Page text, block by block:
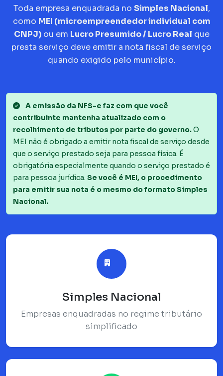
Toda empresa enquadrada no Simples Nacional,
como MEI (microempreendedor individual com
CNPJ)ou em Lucro Presumido / Lucro Real que
presta serviço deve emitir a nota fiscal de serviço
quando exigido pelo município.
A emissão da NFS-e faz com que você
contribuinte mantenha atualizado com o
recolhimento de tributos por parte do governo.O
MEI não é obrigado a emitir nota fiscal de serviço desde
que o serviço prestado seja para pessoa física. É
obrigatória especialmente quando o serviço prestado é
para pessoa jurídica. Se você é MEI, o procedimento
para emitir sua nota é o mesmo do formato Simples
Nacional.
Simples Nacional
Empresas enquadradas no regime tributário
simplificado